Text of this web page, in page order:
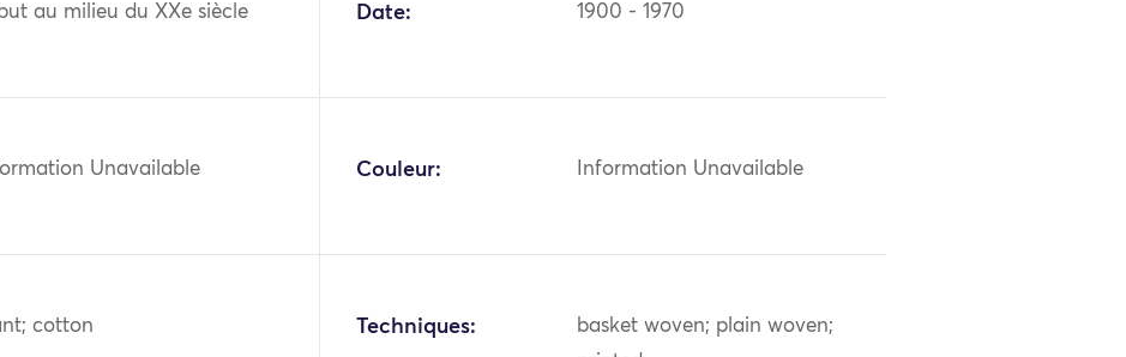
au milieu du XXe siècle Date: 1900 - 1970
Unavailable Couleur: Information Unavailable
cotton Techniques:
basket woven; plain woven;